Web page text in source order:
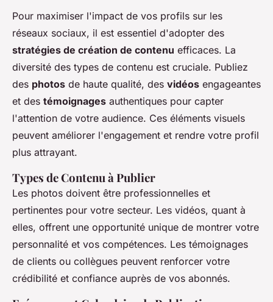
Pour maximiser l'impact de vos profils sur les
réseaux sociaux, il est essentiel d'adopter des
stratégies de création de contenu efficaces. La
diversité des types de contenu est cruciale. Publiez
des photos de haute qualité, des vidéos engageantes
et des témoignages authentiques pour capter
l'attention de votre audience. Ces éléments visuels
peuvent améliorer l'engagement et rendre votre profil
plus attrayant.
Types de Contenu à Publier
Les photos doivent être professionnelles et
pertinentes pour votre secteur. Les vidéos, quant à
elles, offrent une opportunité unique de montrer votre
personnalité et vos compétences. Les témoignages
de clients ou collègues peuvent renforcer votre
crédibilité et confiance auprès de vos abonnés.